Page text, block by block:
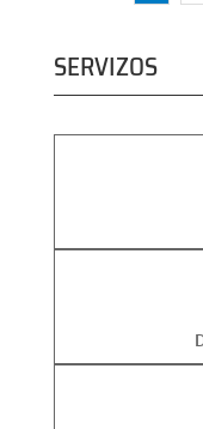
SERVIZOS